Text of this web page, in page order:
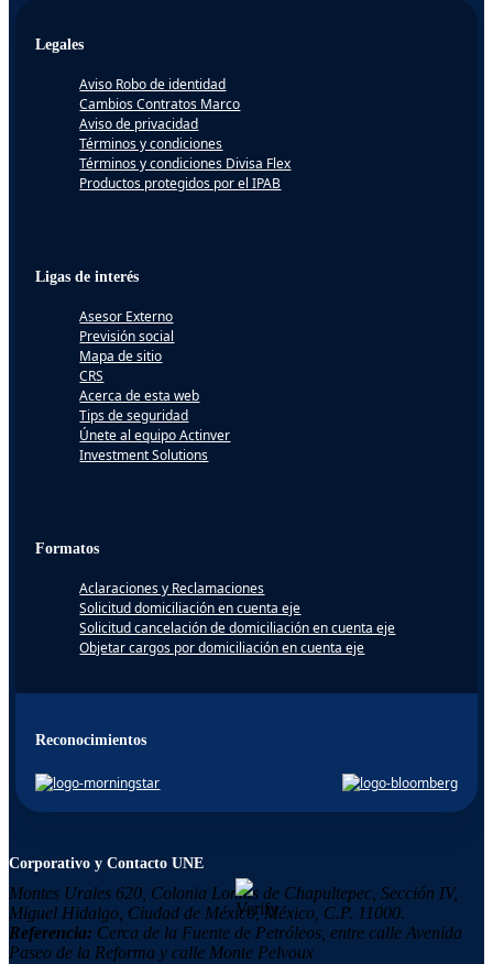
Legales
Aviso Robo de identidad
Cambios Contratos Marco
Aviso de privacidad
Términos y condiciones
Términos y condiciones Divisa Flex
Productos protegidos por el IPAB
Ligas de interés
Asesor Externo
Previsión social
Mapa de sitio
CRS
Acerca de esta web
Tips de seguridad
Únete al equipo Actinver
Investment Solutions
Formatos
Aclaraciones y Reclamaciones
Solicitud domiciliación en cuenta eje
Solicitud cancelación de domiciliación en cuenta eje
Objetar cargos por domiciliación en cuenta eje
Reconocimientos
Corporativo y Contacto UNE
Montes Urales 620, Colonia Lomas de Chapultepec, Sección IV,
Miguel Hidalgo, Ciudad de México, México, C.P. 11000.
Referencia: Cerca de la Fuente de Petróleos, entre calle Avenida
Paseo de la Reforma y calle Monte Pelvoux